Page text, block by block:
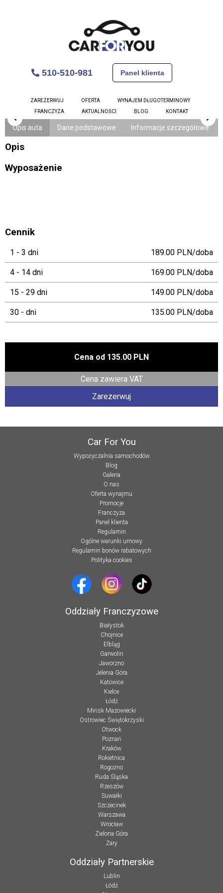
510-510-981 Panel klienta
ZAREZERWUJ OFERTA
WYNAJEM DŁUGOTERMINOWY
FRANCZYZA
AKTUALNOŚCI BLOG KONTAKT
Skoda Rapid
Opis auta Dane podstawowe Informacje szczegółowe
Opis
Wyposażenie
Cennik
1 - 3 dni 189.00 PLN/doba
4 - 14 dni 169.00 PLN/doba
15 - 29 dni 149.00 PLN/doba
30 - dni 135.00 PLN/doba
Cena od 135.00 PLN
Cena zawiera VAT
Zarezerwuj
Car For You
Wypożyczalnia samochodów
Blog
Galeria
O nas
Oferta wynajmu
Promocje
Franczyza
Panel klienta
Regulamin
Ogólne warunki umowy
Regulamin bonów rabatowych
Polityka cookies
Oddziały Franczyzowe
Białystok
Chojnice
Elbląg
Garwolin
Jaworzno
Jelenia Góra
Katowice
Kielce
Łódź
Mińsk Mazowiecki
Ostrowiec Świętokrzyski
Otwock
Poznań
Kraków
Rokietnica
Rogoźno
Ruda Śląska
Rzeszów
Suwałki
Szczecinek
Warszawa
Wrocław
Zielona Góra
Żary
Oddziały Partnerskie
Lublin
Łódź